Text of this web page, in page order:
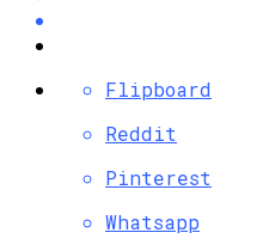
Flipboard
Reddit
Pinterest
Whatsapp